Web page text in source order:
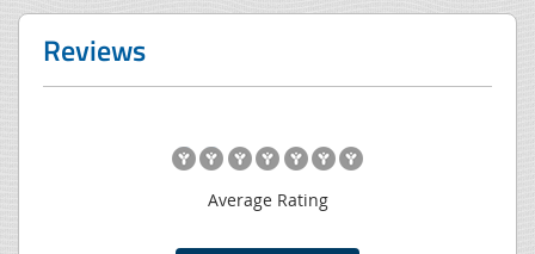
Reviews
Average Rating